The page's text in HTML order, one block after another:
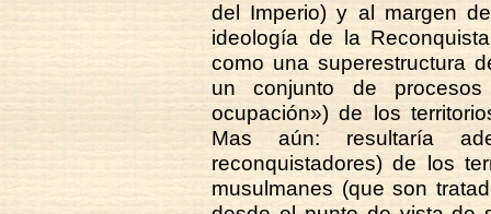
del Imperio) y al margen
ideología de la
como una superestructura
un conjunto de
ocupación») de los
Mas aún: resultaría
reconquistadores) de los
musulmanes (que son